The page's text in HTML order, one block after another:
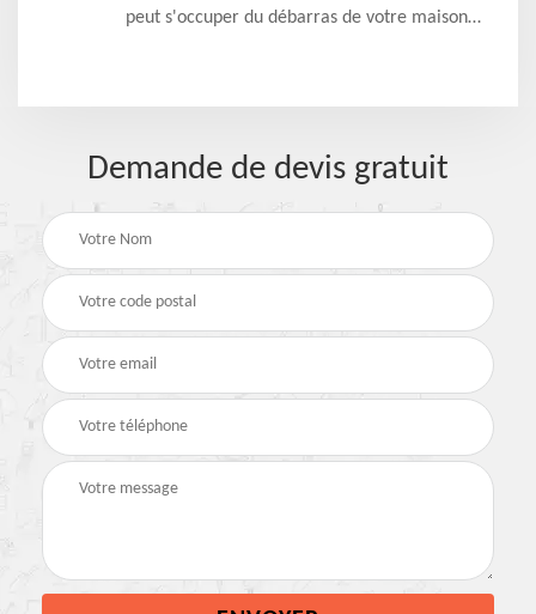
peut s'occuper du débarras de votre maison
Demande de devis gratuit